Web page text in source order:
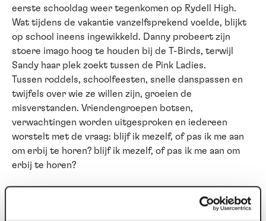
eerste schooldag weer tegenkomen op Rydell High.
Wat tijdens de vakantie vanzelfsprekend voelde, blijkt
op school ineens ingewikkeld. Danny probeert zijn
stoere imago hoog te houden bij de T-Birds, terwijl
Sandy haar plek zoekt tussen de Pink Ladies.
Tussen roddels, schoolfeesten, snelle danspassen en
twijfels over wie ze willen zijn, groeien de
misverstanden. Vriendengroepen botsen,
verwachtingen worden uitgesproken en iedereen
worstelt met de vraag: blijf ik mezelf, of pas ik me aan
om erbij te horen? blijf ik mezelf, of pas ik me aan om
erbij te horen?
Bij deze voorstelling is geen enkele korting geldig.